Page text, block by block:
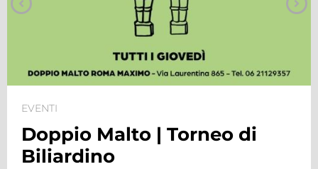
EVENTI
Doppio Malto | Torneo di
Biliardino